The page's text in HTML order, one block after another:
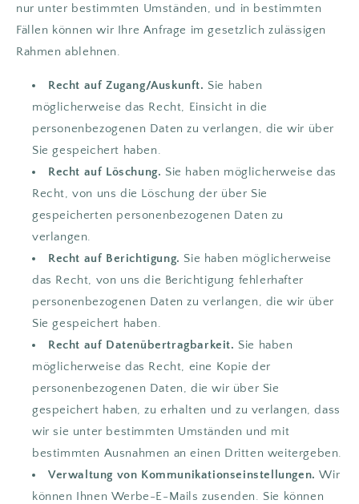
nur unter bestimmten Umständen, und in bestimmten
Fällen können wir Ihre Anfrage im gesetzlich zulässigen
Rahmen ablehnen.
Recht auf Zugang/Auskunft. Sie haben
möglicherweise das Recht, Einsicht in die
personenbezogenen Daten zu verlangen, die wir über
Sie gespeichert haben.
Recht auf Löschung. Sie haben möglicherweise das
Recht, von uns die Löschung der über Sie
gespeicherten personenbezogenen Daten zu
verlangen.
Recht auf Berichtigung. Sie haben möglicherweise
das Recht, von uns die Berichtigung fehlerhafter
personenbezogenen Daten zu verlangen, die wir über
Sie gespeichert haben.
Recht auf Datenübertragbarkeit. Sie haben
möglicherweise das Recht, eine Kopie der
personenbezogenen Daten, die wir über Sie
gespeichert haben, zu erhalten und zu verlangen, dass
wir sie unter bestimmten Umständen und mit
bestimmten Ausnahmen an einen Dritten weitergeben.
Verwaltung von Kommunikationseinstellungen. Wir
können Ihnen Werbe-E-Mails zusenden. Sie können